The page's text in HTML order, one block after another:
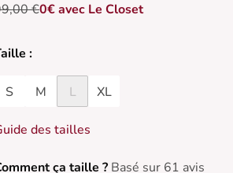
€0€ avec Le Closet
:
S M L XL
des tailles
ça taille ? Basé sur 61 avis